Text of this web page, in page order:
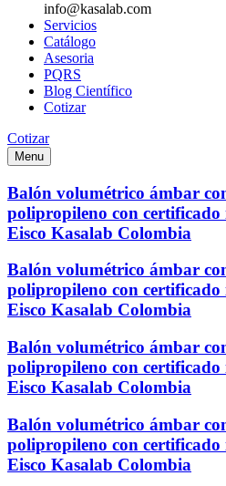
info@kasalab.com
Servicios
Catálogo
Asesoria
PQRS
Blog Científico
Cotizar
Cotizar
Menu
Balón volumétrico ámbar
polipropileno con
Eisco Kasalab Colombia
Balón volumétrico ámbar
polipropileno con
Eisco Kasalab Colombia
Balón volumétrico ámbar
polipropileno con
Eisco Kasalab Colombia
Balón volumétrico ámbar
polipropileno con
Eisco Kasalab Colombia